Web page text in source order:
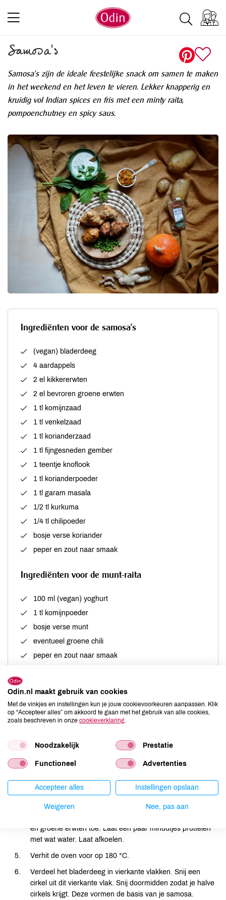
Samosa’s
Samosa’s zijn de ideale feestelijke snack om samen te maken
in het weekend en het leven te vieren. Lekker knapperig en
kruidig vol Indian spices en fris met een minty raita,
pompoenchutney en spicy saus.
Ingrediënten voor de samosa’s
(vegan) bladerdeeg
4 aardappels
2 el kikkererwten
2 el bevroren groene erwten
1 tl komijnzaad
1 tl venkelzaad
1 tl korianderzaad
1 tl fijngesneden gember
1 teentje knoflook
1 tl korianderpoeder
1 tl garam masala
1/2 tl kurkuma
1/4 tl chilipoeder
bosje verse koriander
peper en zout naar smaak
Ingrediënten voor de munt-raita
100 ml (vegan) yoghurt
1 tl komijnpoeder
bosje verse munt
eventueel groene chili
peper en zout naar smaak
Bereiding
Verhit in een koekenpan de zaden tot de geur vrij komt.
Stamp de kruiden fijn in een vijzel.
Bak de fijngestampte kruiden met de fijngesneden
knoflook, gember en verse koriander in wat olie. Voeg
en groene erwten toe. Laat een paar minuutjes pruttelen
met wat water. Laat afkoelen.
Verhit de oven voor op 180 °C.
Verdeel het bladerdeeg in vierkante vlakken. Snij een
cirkel uit dit vierkante vlak. Snij doormidden zodat je halve
cirkels krijgt. Deze vormen de basis van je samosa.
Odin.nl maakt gebruik van cookies
Met de vinkjes en instellingen kun je jouw cookievoorkeuren aanpassen. Klik
op “Accepteer alles” om akkoord te gaan met het gebruik van alle cookies,
zoals beschreven in onze cookieverklaring.
Noodzakelijk Prestatie
Functioneel Advertenties
Accepteer alles Instellingen opslaan
Weigeren Nee, pas aan